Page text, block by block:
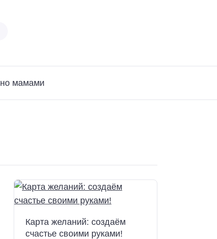
мамами
Карта желаний: создаём
счастье своими руками!